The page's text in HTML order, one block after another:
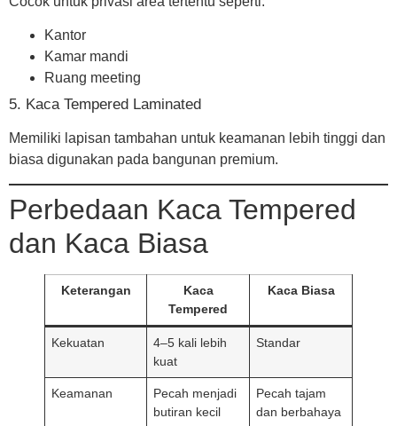
Kantor
Kamar mandi
Ruang meeting
5. Kaca Tempered Laminated
Memiliki lapisan tambahan untuk keamanan lebih tinggi dan
biasa digunakan pada bangunan premium.
Perbedaan Kaca Tempered
dan Kaca Biasa
Keterangan
Kaca
Tempered
Kaca Biasa
Kekuatan
4–5 kali lebih
kuat
Standar
Keamanan
Pecah menjadi
butiran kecil
Pecah tajam
dan berbahaya